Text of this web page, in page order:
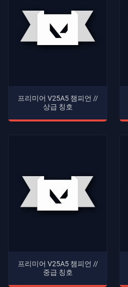
프리미어 V25A5 챔피언 //
상급 칭호
프리미어 V25A5 챔피언 //
중급 칭호